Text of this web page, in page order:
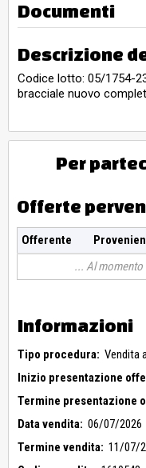
Documenti
Descrizione
Codice lotto: 05/1754-
bracciale nuovo
Per
Offerte
Offerente
Al
Informazioni
Tipo procedura: Vendita
Inizio presentazione
Termine presentazione
Data vendita: 06/07/2026
Termine vendita: 11/07/